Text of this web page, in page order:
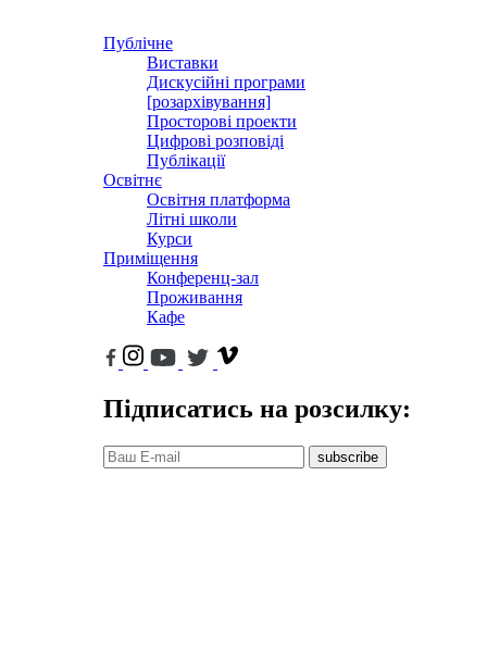
Публічне
Виставки
Дискусійні програми
[розархівування]
Просторові проекти
Цифрові розповіді
Публікації
Освітнє
Освітня платформа
Літні школи
Курси
Приміщення
Конференц-зал
Проживання
Кафе
Підписатись на розсилку:
subscribe